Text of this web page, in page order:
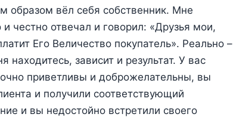
образом вёл себя собственник. Мне
честно отвечал и говорил: «Друзья мои,
Его Величество покупатель». Реально –
находитесь, зависит и результат. У вас
приветливы и доброжелательны, вы
и получили соответствующий
и вы недостойно встретили своего